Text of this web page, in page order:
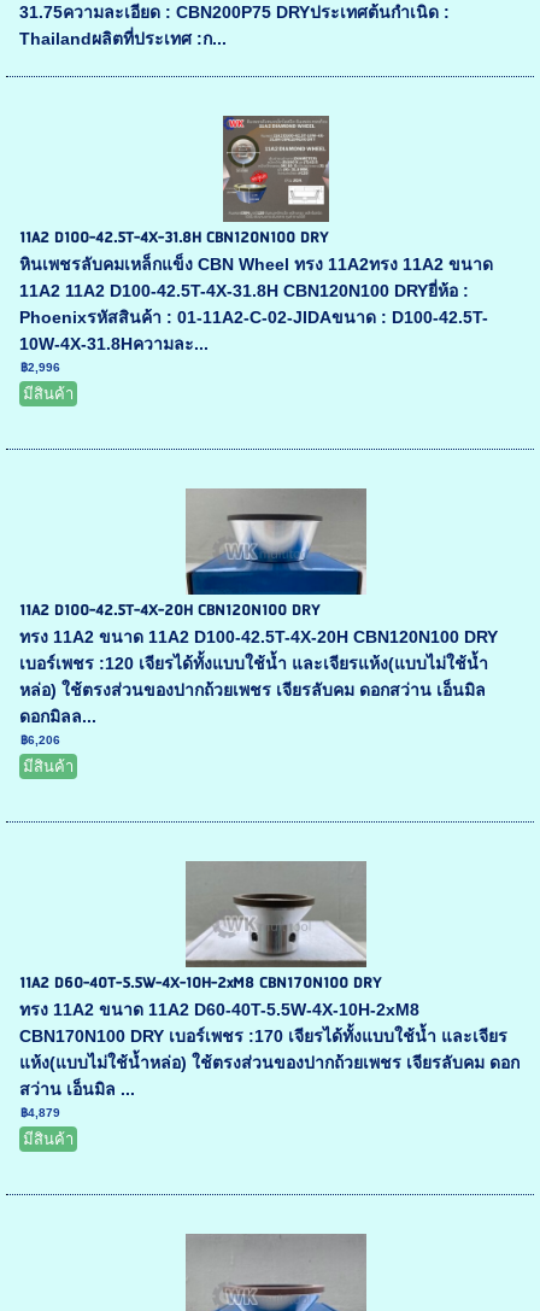
31.75ความละเอียด : CBN200P75 DRYประเทศต้นกำเนิด :
Thailandผลิตที่ประเทศ :ก...
11A2 D100-42.5T-4X-31.8H CBN120N100 DRY
หินเพชรลับคมเหล็กแข็ง CBN Wheel ทรง 11A2ทรง 11A2 ขนาด
11A2 11A2 D100-42.5T-4X-31.8H CBN120N100 DRYยี่ห้อ :
Phoenixรหัสสินค้า : 01-11A2-C-02-JIDAขนาด : D100-42.5T-
10W-4X-31.8Hความละ...
฿2,996
มีสินค้า
11A2 D100-42.5T-4X-20H CBN120N100 DRY
ทรง 11A2 ขนาด 11A2 D100-42.5T-4X-20H CBN120N100 DRY
เบอร์เพชร :120 เจียรได้ทั้งแบบใช้น้ำ และเจียรแห้ง(แบบไม่ใช้น้ำ
หล่อ) ใช้ตรงส่วนของปากถ้วยเพชร เจียรลับคม ดอกสว่าน เอ็นมิล
ดอกมิลล...
฿6,206
มีสินค้า
11A2 D60-40T-5.5W-4X-10H-2xM8 CBN170N100 DRY
ทรง 11A2 ขนาด 11A2 D60-40T-5.5W-4X-10H-2xM8
CBN170N100 DRY เบอร์เพชร :170 เจียรได้ทั้งแบบใช้น้ำ และเจียร
แห้ง(แบบไม่ใช้น้ำหล่อ) ใช้ตรงส่วนของปากถ้วยเพชร เจียรลับคม ดอก
สว่าน เอ็นมิล ...
฿4,879
มีสินค้า